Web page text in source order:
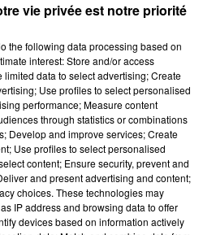
DE CHOOZ
vie privée est notre priorité
the following data processing based on
interest: Store and/or access
data to select advertising; Create
Use profiles to select personalised
performance; Measure content
through statistics or combinations
Develop and improve services; Create
Use profiles to select personalised
content; Ensure security, prevent and
and present advertising and content;
choices. These technologies may
IP address and browsing data to offer
devices based on information actively